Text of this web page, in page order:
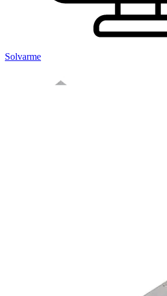
Solvarme